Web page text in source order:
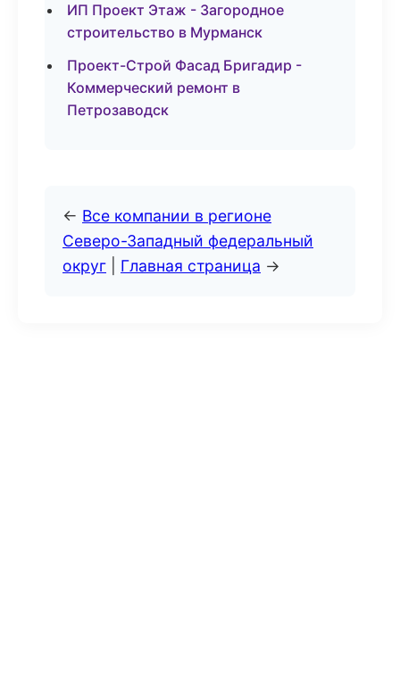
ИП Проект Этаж - Загородное
строительство в Мурманск
Проект-Строй Фасад Бригадир -
Коммерческий ремонт в
Петрозаводск
← Все компании в регионе
Северо-Западный федеральный
округ
Главная страница →